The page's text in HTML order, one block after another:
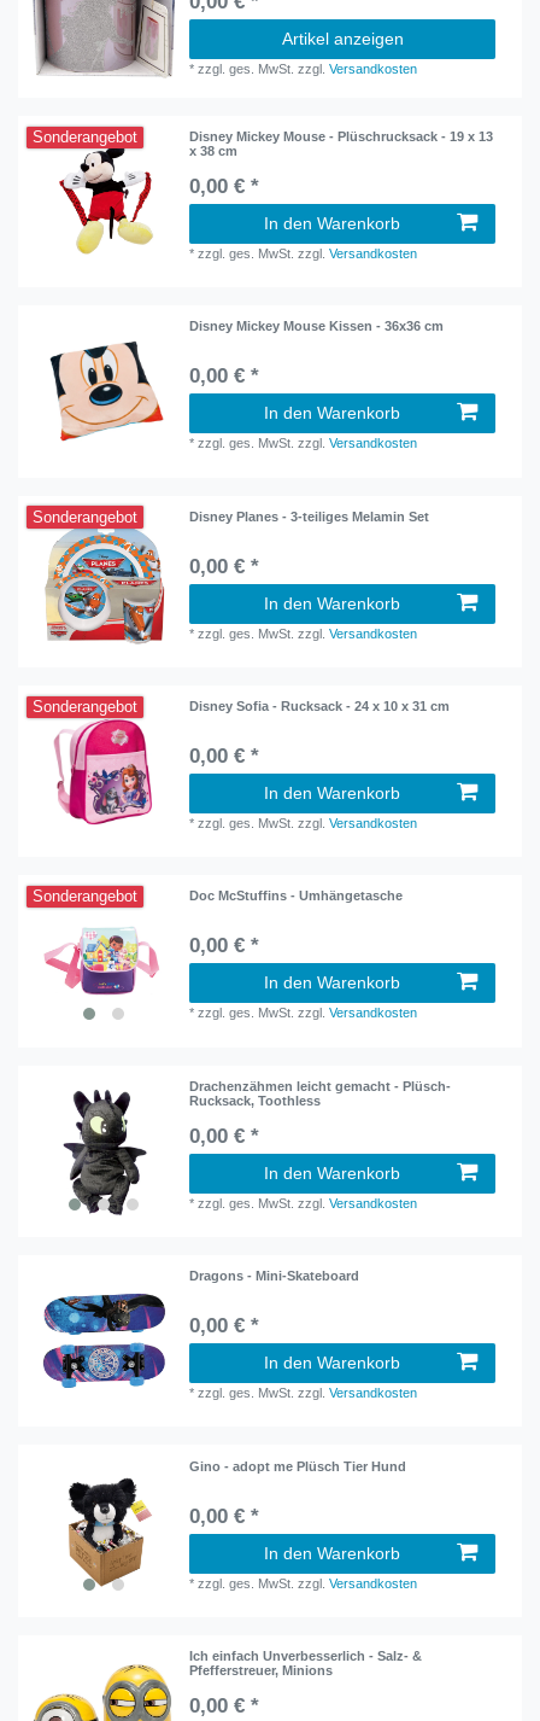
Artikel anzeigen
*zzgl. ges. MwSt. zzgl.Versandkosten
Sonderangebot
Disney Mickey Mouse - Plüschrucksack - 19 x 13
x 38 cm
0,00 € *
In den Warenkorb
*zzgl. ges. MwSt. zzgl.Versandkosten
Disney Mickey Mouse Kissen - 36x36 cm
0,00 € *
In den Warenkorb
*zzgl. ges. MwSt. zzgl.Versandkosten
Sonderangebot Disney Planes - 3-teiliges Melamin Set
0,00 € *
In den Warenkorb
*zzgl. ges. MwSt. zzgl.Versandkosten
Sonderangebot Disney Sofia - Rucksack - 24 x 10 x 31 cm
0,00 € *
In den Warenkorb
*zzgl. ges. MwSt. zzgl.Versandkosten
Sonderangebot Doc McStuffins - Umhängetasche
0,00 € *
In den Warenkorb
*zzgl. ges. MwSt. zzgl.Versandkosten
Drachenzähmen leicht gemacht - Plüsch-
Rucksack, Toothless
0,00 € *
In den Warenkorb
*zzgl. ges. MwSt. zzgl.Versandkosten
Dragons - Mini-Skateboard
0,00 € *
In den Warenkorb
*zzgl. ges. MwSt. zzgl.Versandkosten
Gino - adopt me Plüsch Tier Hund
0,00 € *
In den Warenkorb
*zzgl. ges. MwSt. zzgl.Versandkosten
Ich einfach Unverbesserlich - Salz- &
Pfefferstreuer, Minions
0,00 € *